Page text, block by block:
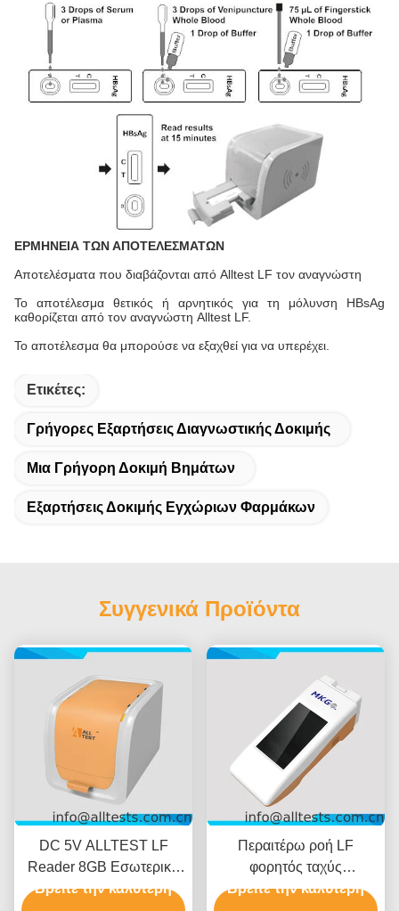
ΕΡΜΗΝΕΙΑ ΤΩΝ ΑΠΟΤΕΛΕΣΜΑΤΩΝ
Αποτελέσματα που διαβάζονται από Alltest LF τον αναγνώστη
Το αποτέλεσμα θετικός ή αρνητικός για τη μόλυνση HBsAg
καθορίζεται από τον αναγνώστη Alltest LF.
Το αποτέλεσμα θα μπορούσε να εξαχθεί για να υπερέχει.
Ετικέτες:
Γρήγορες Εξαρτήσεις Διαγνωστικής Δοκιμής
Μια Γρήγορη Δοκιμή Βημάτων
Εξαρτήσεις Δοκιμής Εγχώριων Φαρμάκων
Συγγενικά Προϊόντα
DC 5V ALLTEST LF
Reader 8GB Εσωτερική
μνήμη
Βρείτε την καλύτερη
Περαιτέρω ροή LF
φορητός ταχύς
αναγνώστης δοκιμής Plus
Βρείτε την καλύτερη